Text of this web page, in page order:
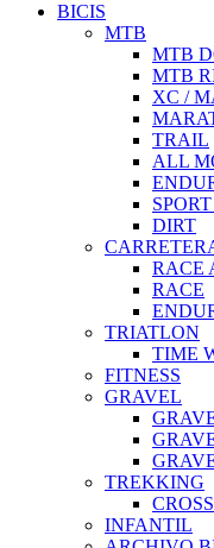
BICIS
MTB
MTB
MTB
XC /
TRAIL
ALL
DIRT
RACE
RACE
TRIATLON
TIME
FITNESS
GRAVEL
TREKKING
INFANTIL